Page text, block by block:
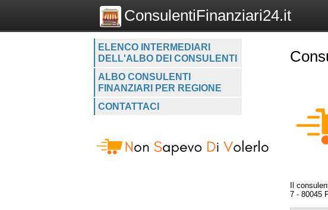
ConsulentiFinanziari24.it
ELENCO INTERMEDIARI
DELL'ALBO DEI CONSULENTI
ALBO CONSULENTI
FINANZIARI PER REGIONE
CONTATTACI
Il
7 - 80045